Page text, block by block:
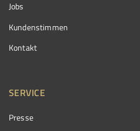
Jobs
Kundenstimmen
Kontakt
SERVICE
Presse